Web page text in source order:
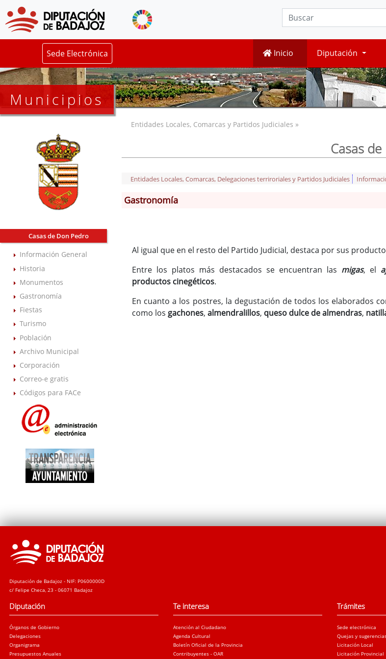
Sede Electrónica Inicio Diputación
Municipios
Casas de Don Pedro
Información General
Historia
Monumentos
Gastronomía
Fiestas
Turismo
Población
Archivo Municipal
Corporación
Correo-e gratis
Códigos para FACe
Entidades Locales, Comarcas y Partidos Judiciales »
Casas
Entidades Locales, Comarcas, Delegaciones terriroriales y Partidos Judiciales
Gastronomía
Al igual que en el resto del Partido Judicial, destaca por sus
Entre los platos más destacados se encuentran las migas, el
productos cinegéticos.
En cuanto a los postres, la degustación de todos los elaborados
como los gachones,almendralillos, queso dulce de almendras,
Diputación de Badajoz - NIF: P0600000D
c/ Felipe Checa, 23 - 06071 Badajoz
Diputación
Órganos de Gobierno
Delegaciones
Organigrama
Presupuestos Anuales
Te interesa
Atención al Ciudadano
Agenda Cultural
Boletín Oficial de la Provincia
Contribuyentes - OAR
Trámites
Sede electrónica
Quejas y
Licitación Local
Licitación Provincial